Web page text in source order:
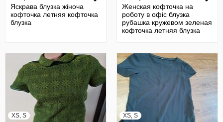
Яскрава блузка жіноча
кофточка летняя кофточка
блузка
Женская кофточка на
роботу в офіс блузка
рубашка кружевом зеленая
кофточка летняя блузка
XS, S XS, S